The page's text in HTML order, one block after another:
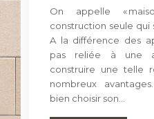
On appelle «
construction seule qui
A la différence des
pas reliée à une
construire une telle
nombreux
bien choisir son…